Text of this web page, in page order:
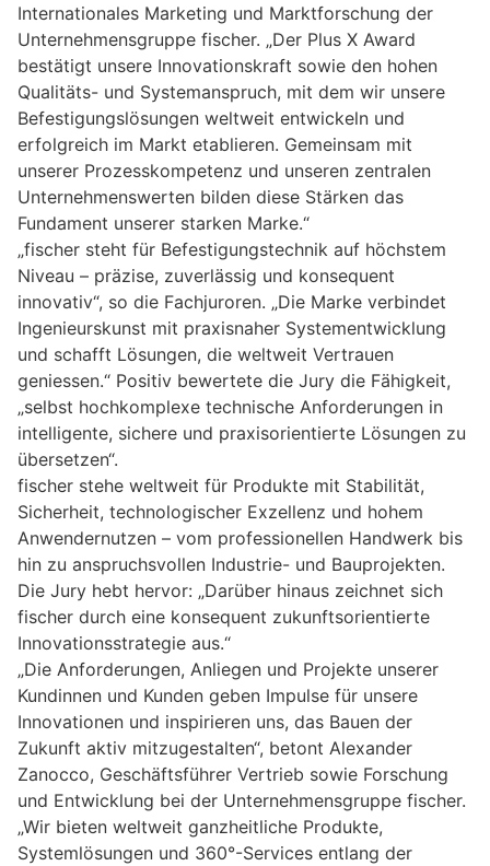
Internationales Marketing und Marktforschung der
Unternehmensgruppe fischer. „Der Plus X Award
bestätigt unsere Innovationskraft sowie den hohen
Qualitäts- und Systemanspruch, mit dem wir unsere
Befestigungslösungen weltweit entwickeln und
erfolgreich im Markt etablieren. Gemeinsam mit
unserer Prozesskompetenz und unseren zentralen
Unternehmenswerten bilden diese Stärken das
Fundament unserer starken Marke.“
„fischer steht für Befestigungstechnik auf höchstem
Niveau – präzise, zuverlässig und konsequent
innovativ“, so die Fachjuroren. „Die Marke verbindet
Ingenieurskunst mit praxisnaher Systementwicklung
und schafft Lösungen, die weltweit Vertrauen
geniessen.“ Positiv bewertete die Jury die Fähigkeit,
„selbst hochkomplexe technische Anforderungen in
intelligente, sichere und praxisorientierte Lösungen zu
übersetzen“.
fischer stehe weltweit für Produkte mit Stabilität,
Sicherheit, technologischer Exzellenz und hohem
Anwendernutzen – vom professionellen Handwerk bis
hin zu anspruchsvollen Industrie- und Bauprojekten.
Die Jury hebt hervor: „Darüber hinaus zeichnet sich
fischer durch eine konsequent zukunftsorientierte
Innovationsstrategie aus.“
„Die Anforderungen, Anliegen und Projekte unserer
Kundinnen und Kunden geben Impulse für unsere
Innovationen und inspirieren uns, das Bauen der
Zukunft aktiv mitzugestalten“, betont Alexander
Zanocco, Geschäftsführer Vertrieb sowie Forschung
und Entwicklung bei der Unternehmensgruppe fischer.
„Wir bieten weltweit ganzheitliche Produkte,
Systemlösungen und 360°-Services entlang der